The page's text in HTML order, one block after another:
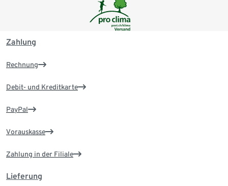
Zahlung
Rechnung
Debit- und Kreditkarte
PayPal
Vorauskasse
Zahlung in der Filiale
Lieferung